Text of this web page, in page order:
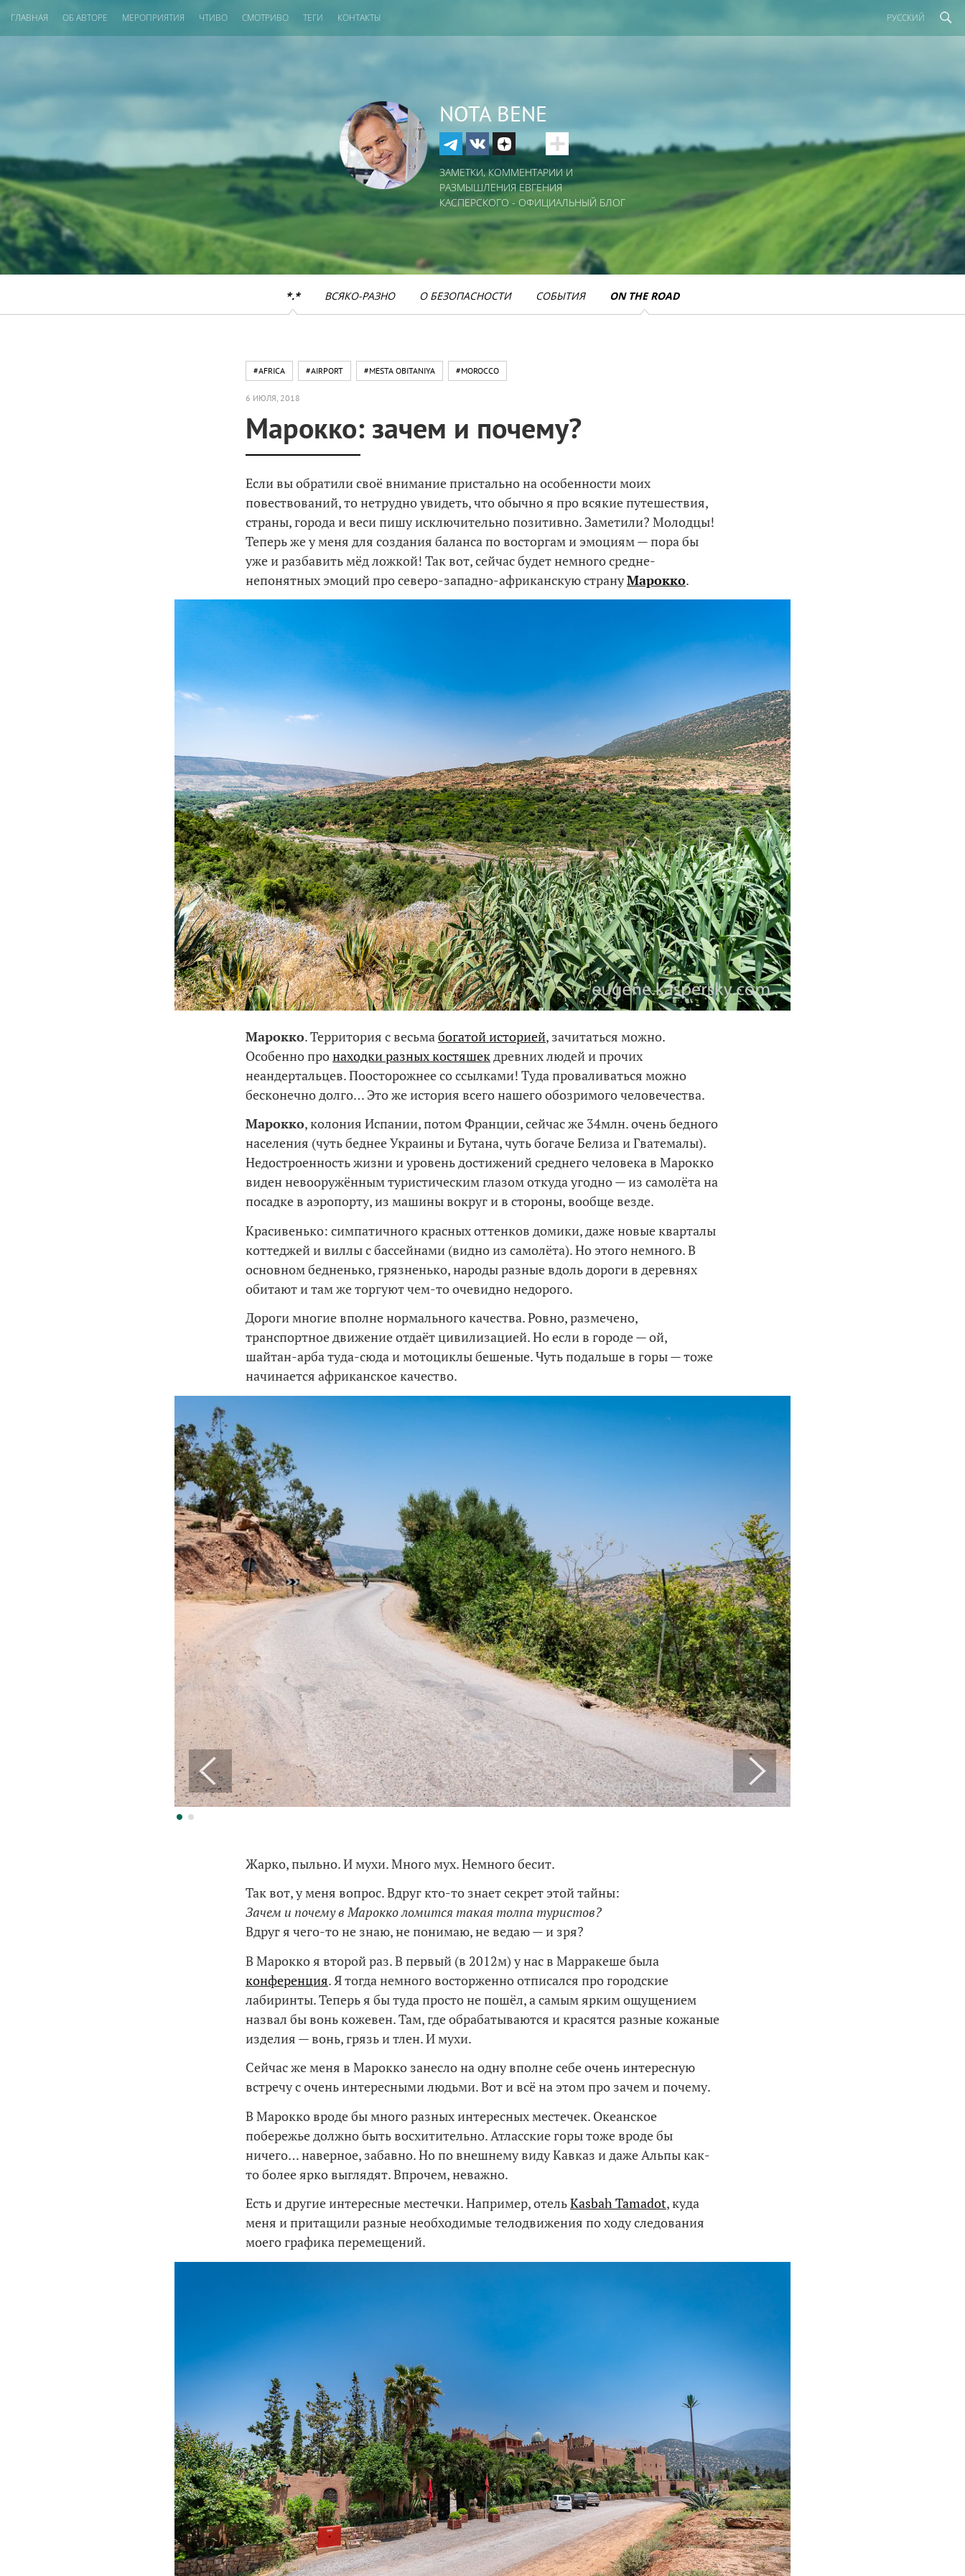
ГЛАВНАЯ ОБ АВТОРЕ МЕРОПРИЯТИЯ ЧТИВО СМОТРИВО ТЕГИ КОНТАКТЫ РУССКИЙ
NOTA BENE
ЗАМЕТКИ, КОММЕНТАРИИ И
РАЗМЫШЛЕНИЯ ЕВГЕНИЯ
КАСПЕРСКОГО - ОФИЦИАЛЬНЫЙ БЛОГ
*.* ВСЯКО-РАЗНО О БЕЗОПАСНОСТИ СОБЫТИЯ ON THE ROAD
#AFRICA #AIRPORT #MESTA OBITANIYA #MOROCCO
6 ИЮЛЯ, 2018
Марокко: зачем и почему?
Если вы обратили своё внимание пристально на особенности моих
повествований, то нетрудно увидеть, что обычно я про всякие путешествия,
страны, города и веси пишу исключительно позитивно. Заметили? Молодцы!
Теперь же у меня для создания баланса по восторгам и эмоциям — пора бы
уже и разбавить мёд ложкой! Так вот, сейчас будет немного средне-
непонятных эмоций про северо-западно-африканскую странуМарокко.
Марокко. Территория с весьмабогатой историей, зачитаться можно.
Особенно пронаходки разных костяшекдревних людей и прочих
неандертальцев. Поосторожнее со ссылками! Туда проваливаться можно
бесконечно долго… Это же история всего нашего обозримого человечества.
Марокко, колония Испании, потом Франции, сейчас же 34млн. очень бедного
населения (чуть беднее Украины и Бутана, чуть богаче Белиза и Гватемалы).
Недостроенность жизни и уровень достижений среднего человека в Марокко
виден невооружённым туристическим глазом откуда угодно — из самолёта на
посадке в аэропорту, из машины вокруг и в стороны, вообще везде.
Красивенько: симпатичного красных оттенков домики, даже новые кварталы
коттеджей и виллы с бассейнами (видно из самолёта). Но этого немного. В
основном бедненько, грязненько, народы разные вдоль дороги в деревнях
обитают и там же торгуют чем-то очевидно недорого.
Дороги многие вполне нормального качества. Ровно, размечено,
транспортное движение отдаёт цивилизацией. Но если в городе — ой,
шайтан-арба туда-сюда и мотоциклы бешеные. Чуть подальше в горы — тоже
начинается африканское качество.
Жарко, пыльно. И мухи. Много мух. Немного бесит.
Так вот, у меня вопрос. Вдруг кто-то знает секрет этой тайны:
Зачем и почему в Марокко ломится такая толпа туристов?
Вдруг я чего-то не знаю, не понимаю, не ведаю — и зря?
В Марокко я второй раз. В первый (в 2012м) у нас в Марракеше была
конференция. Я тогда немного восторженно отписался про городские
лабиринты. Теперь я бы туда просто не пошёл, а самым ярким ощущением
назвал бы вонь кожевен. Там, где обрабатываются и красятся разные кожаные
изделия — вонь, грязь и тлен. И мухи.
Сейчас же меня в Марокко занесло на одну вполне себе очень интересную
встречу с очень интересными людьми. Вот и всё на этом про зачем и почему.
В Марокко вроде бы много разных интересных местечек. Океанское
побережье должно быть восхитительно. Атласские горы тоже вроде бы
ничего… наверное, забавно. Но по внешнему виду Кавказ и даже Альпы как-
то более ярко выглядят. Впрочем, неважно.
Есть и другие интересные местечки. Например, отельKasbah Tamadot, куда
меня и притащили разные необходимые телодвижения по ходу следования
моего графика перемещений.